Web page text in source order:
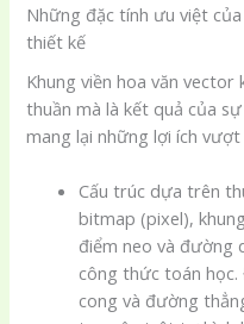
Những đặc tính ưu việt
thiết kế
Khung viền hoa văn
thuần mà là kết quả của
mang lại những lợi ích
Cấu trúc dựa trên
bitmap (pixel),
điểm neo và đường
công thức toán
cong và đường